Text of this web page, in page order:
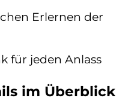
Erlernen der
für jeden Anlass
im Überblick